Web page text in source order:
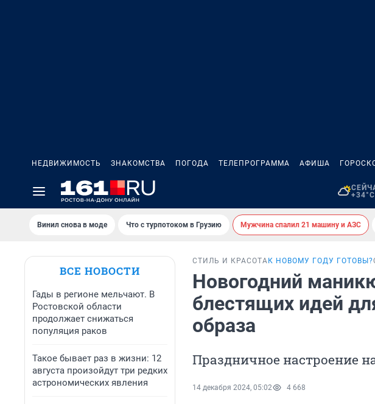
НЕДВИЖИМОСТЬ ЗНАКОМСТВА ПОГОДА ТЕЛЕПРОГРАММА АФИША
+34°C
Винил снова в моде Что с турпотоком в Грузию Мужчина спалил 21 машину и АЗС
ВСЕ НОВОСТИ
Гады в регионе мельчают. В
Ростовской области
продолжает снижаться
популяция раков
Такое бывает раз в жизни: 12
августа произойдут три редких
астрономических явления
СТИЛЬ И КРАСОТА К НОВОМУ ГОДУ ГОТОВЫ?
Новогодний
блестящих идей
образа
Праздничное настроение
14 декабря 2024, 05:02 4 668